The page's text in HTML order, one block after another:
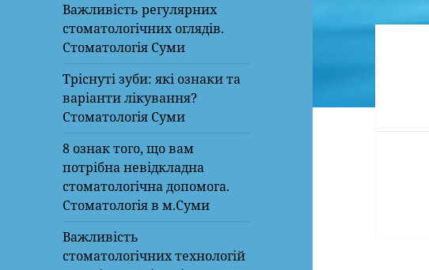
Важливість регулярних
стоматологічних оглядів.
Стоматологія Суми
Тріснуті зуби: які ознаки та
варіанти лікування?
Стоматологія Суми
8 ознак того, що вам
потрібна невідкладна
стоматологічна допомога.
Стоматологія в м.Суми
Важливість
стоматологічних технологій